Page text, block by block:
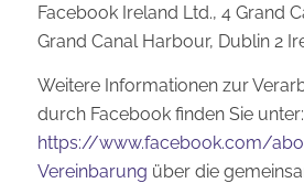
Facebook Ireland Ltd., 4 Grand
Grand Canal Harbour, Dublin 2
Weitere Informationen zur
durch Facebook finden Sie unter:
https://www.facebook.com/
Vereinbarung über die